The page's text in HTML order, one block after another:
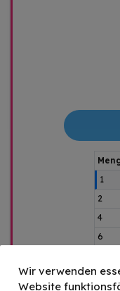
1
2
4
6
Wir verwenden
Website